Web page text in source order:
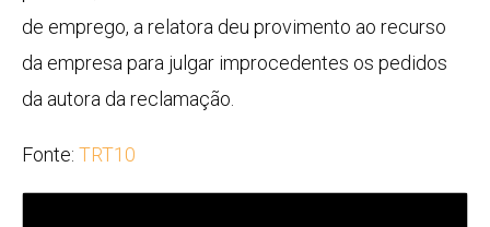
de emprego, a relatora deu provimento ao recurso
da empresa para julgar improcedentes os pedidos
da autora da reclamação.
Fonte: TRT10